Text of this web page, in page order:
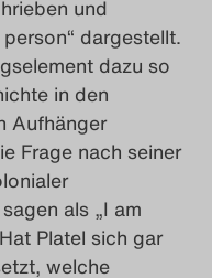
und
dargestellt.
dazu so
in den
Aufhänger
Frage nach seiner
als „I am
Platel sich gar
welche